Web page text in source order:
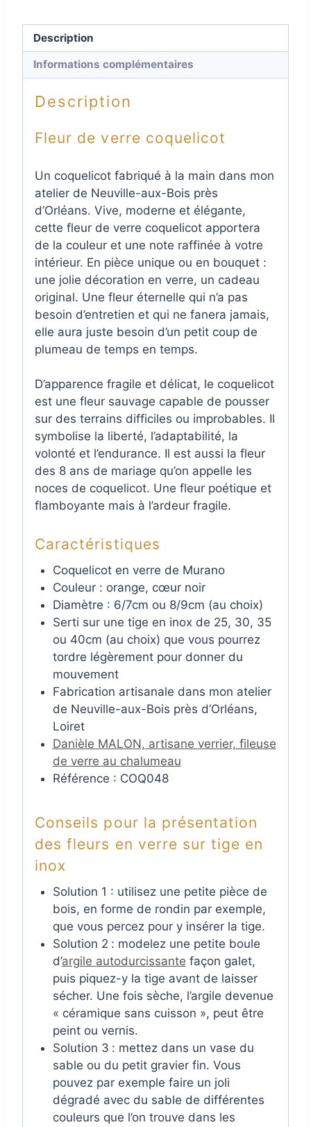
Description
Informations complémentaires
Description
Fleur de verre coquelicot
Un coquelicot fabriqué à la main dans mon
atelier de Neuville-aux-Bois près
d’Orléans. Vive, moderne et élégante,
cette fleur de verre coquelicot apportera
de la couleur et une note raffinée à votre
intérieur. En pièce unique ou en bouquet :
une jolie décoration en verre, un cadeau
original. Une fleur éternelle qui n’a pas
besoin d’entretien et qui ne fanera jamais,
elle aura juste besoin d’un petit coup de
plumeau de temps en temps.
D’apparence fragile et délicat, le coquelicot
est une fleur sauvage capable de pousser
sur des terrains difficiles ou improbables. Il
symbolise la liberté, l’adaptabilité, la
volonté et l’endurance. Il est aussi la fleur
des 8 ans de mariage qu’on appelle les
noces de coquelicot. Une fleur poétique et
flamboyante mais à l’ardeur fragile.
Caractéristiques
Coquelicot en verre de Murano
Couleur : orange, cœur noir
Diamètre : 6/7cm ou 8/9cm (au choix)
Serti sur une tige en inox de 25, 30, 35
ou 40cm (au choix) que vous pourrez
tordre légèrement pour donner du
mouvement
Fabrication artisanale dans mon atelier
de Neuville-aux-Bois près d’Orléans,
Loiret
Danièle MALON, artisane verrier, fileuse
de verre au chalumeau
Référence : COQ048
Conseils pour la présentation
des fleurs en verre sur tige en
inox
Solution 1 : utilisez une petite pièce de
bois, en forme de rondin par exemple,
que vous percez pour y insérer la tige.
Solution 2 : modelez une petite boule
d’argile autodurcissante façon galet,
puis piquez-y la tige avant de laisser
sécher. Une fois sèche, l’argile devenue
« céramique sans cuisson », peut être
peint ou vernis.
Solution 3 : mettez dans un vase du
sable ou du petit gravier fin. Vous
pouvez par exemple faire un joli
dégradé avec du sable de différentes
couleurs que l’on trouve dans les